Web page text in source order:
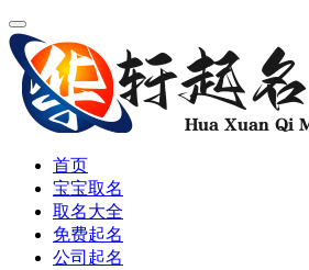
首页
宝宝取名
取名大全
免费起名
公司起名